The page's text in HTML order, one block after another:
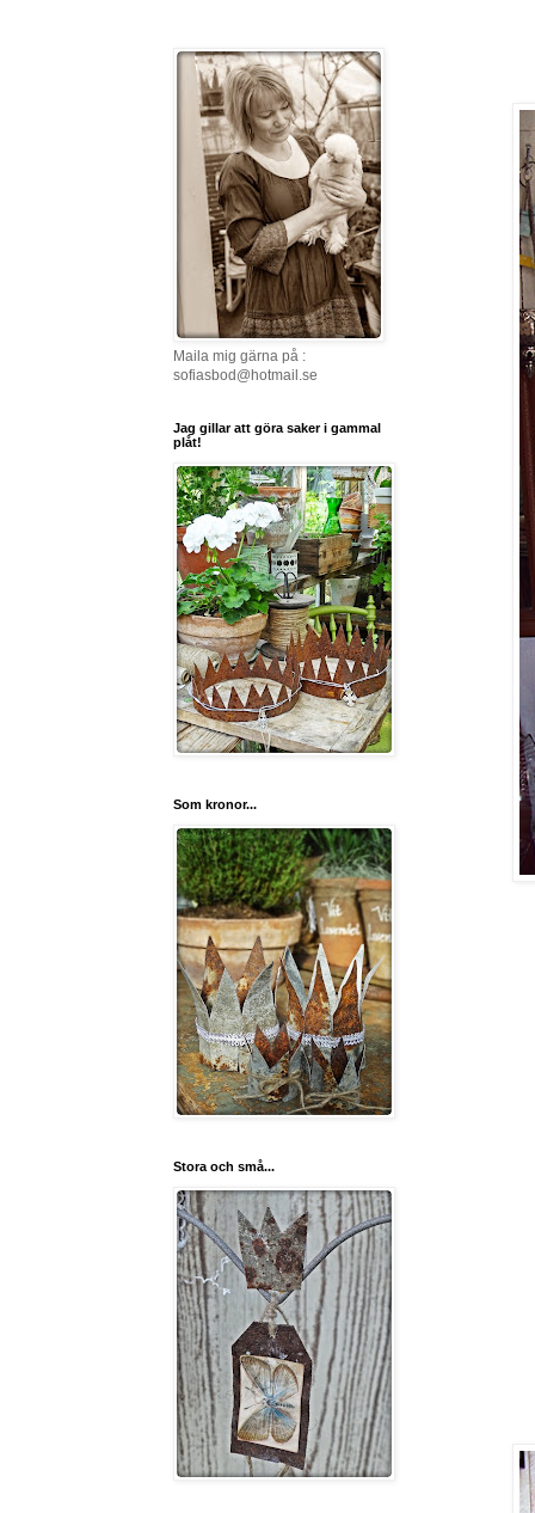
Maila mig gärna på :
sofiasbod@hotmail.se
Jag gillar att göra saker i gammal
plåt!
Som kronor...
Stora och små...